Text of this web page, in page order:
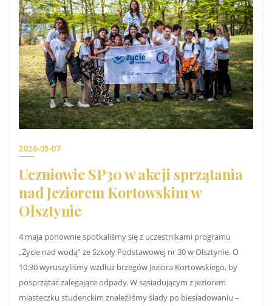
2026-05-07
Uczniowie SP30 w akcji sprzątania
nad Jeziorem Kortowskim w
Olsztynie
4 maja ponownie spotkaliśmy się z uczestnikami programu
„Życie nad wodą” ze Szkoły Podstawowej nr 30 w Olsztynie. O
10:30 wyruszyliśmy wzdłuż brzegów Jeziora Kortowskiego, by
posprzątać zalegające odpady. W sąsiadującym z jeziorem
miasteczku studenckim znaleźliśmy ślady po biesiadowaniu –